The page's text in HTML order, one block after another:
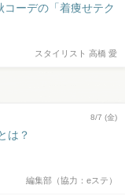
ーデの「着痩せテク
スタイリスト 高橋 愛
8/7 (金)
は？
編集部（協力：eステ）